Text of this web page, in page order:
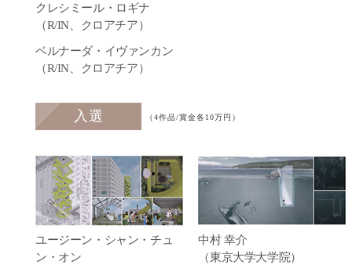
クレシミール・ロギナ
（R/IN、クロアチア）
ベルナーダ・イヴァンカン
（R/IN、クロアチア）
入選 （4作品/賞金各10万円）
ユージーン・シャン・チュ
ン・オン
中村 幸介
（東京大学大学院）